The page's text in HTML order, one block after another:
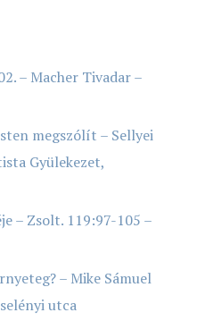
– Macher Tivadar –
megszólít – Sellyei
Gyülekezet,
– Zsolt. 119:97-105 –
– Mike Sámuel
utca